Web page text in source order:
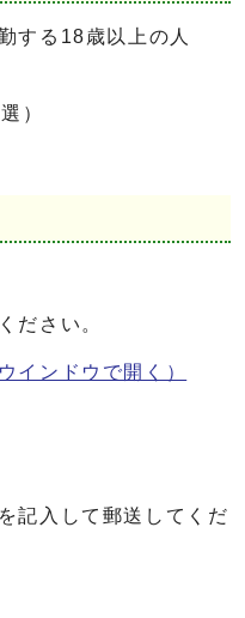
する18歳以上の人
）
ださい。
ウインドウで開く）
記入して郵送してくだ